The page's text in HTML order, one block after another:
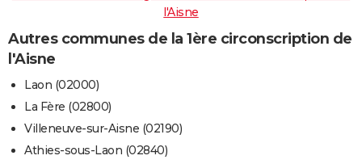
l'Aisne
Autres communes de la 1ère circonscription de
l'Aisne
Laon (02000)
La Fère (02800)
Villeneuve-sur-Aisne (02190)
Athies-sous-Laon (02840)